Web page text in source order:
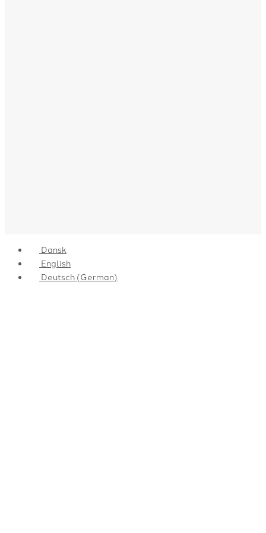
Dansk
English
Deutsch (German)